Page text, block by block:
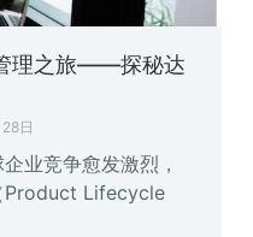
理之旅——探秘达
日
业竞争愈发激烈，
Product Lifecycle